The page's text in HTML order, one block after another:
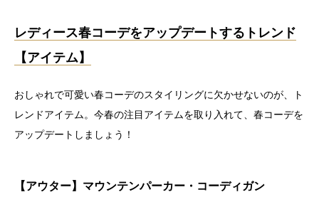
レディース春コーデをアップデートするトレンド
【アイテム】
おしゃれで可愛い春コーデのスタイリングに欠かせないのが、ト
レンドアイテム。今春の注目アイテムを取り入れて、春コーデを
アップデートしましょう！
【アウター】マウンテンパーカー・コーディガン